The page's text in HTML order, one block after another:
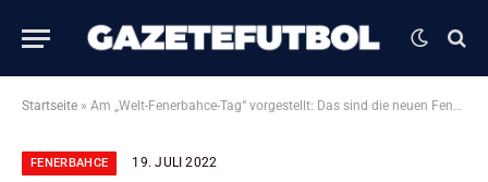
Startseite » Am „Welt-Fenerbahce-Tag“ vorgestellt: Das sind die neuen Fenerbahce-Trikots
FENERBAHCE 19. JULI 2022